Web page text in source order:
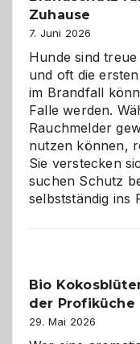
Zuhause
7. Juni 2026
Hunde sind
und oft die
im Brandfall
Falle werden.
Rauchmelder
nutzen können,
Sie verstecken
suchen Schutz
selbstständig ins
Bio
der Profiküche
29. Mai 2026